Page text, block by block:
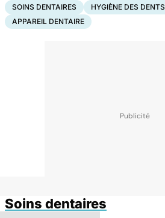
SOINS DENTAIRES HYGIÈNE DES DENTS
APPAREIL DENTAIRE
Soins dentaires